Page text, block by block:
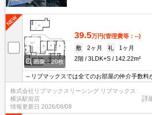
画像：20枚
39.5万円(管理費等：--)
敷
2ヶ月 礼
1ヶ月
2階
3LDK+S 142.22m²
～リブマックスでは全てのお部屋の仲介手数料
てご紹介～ ★ 横浜駅徒歩15分・駐車場付き貸
済み ★ ロフト付き・ウォークインクロー
４年間限定定借 ★ ・１年以内解約の場合総賃
約違約金有 ・退去時清掃代1320円/㎡・エアコ
株式会社リブマックスリーシング リブマックス
横浜駅前店
情報更新日 2026/08/08
詳